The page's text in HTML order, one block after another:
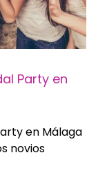
Party en
en Málaga
novios